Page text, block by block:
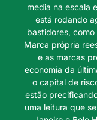
media na escala
está rodando
bastidores,
Marca própria
e as marcas
economia da
o capital de
estão
uma leitura que